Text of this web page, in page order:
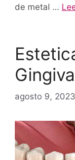
de metal …
agosto 9, 2023